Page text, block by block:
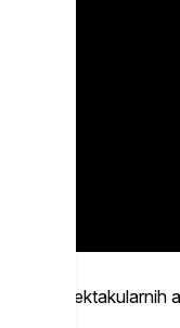
pored